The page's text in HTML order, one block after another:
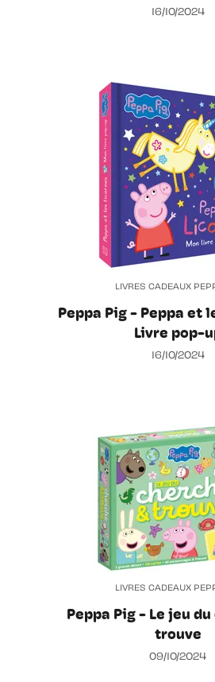
16/10/2024
LIVRES CADEAUX
Peppa Pig - Peppa et
Livre pop-
16/10/2024
LIVRES CADEAUX
Peppa Pig - Le jeu
trouve
09/10/2024